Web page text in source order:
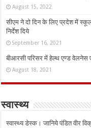
August 15, 2022
सीएम ने दो दिन के लिए प्रदेश में
निर्देश दिये
September 16, 2021
बीआरसी परिसर में हेल्थ एण्ड वेलनेस
August 18, 2021
स्वास्थ्य
स्वास्थ्य डेस्क। जानिये पंडित वीर